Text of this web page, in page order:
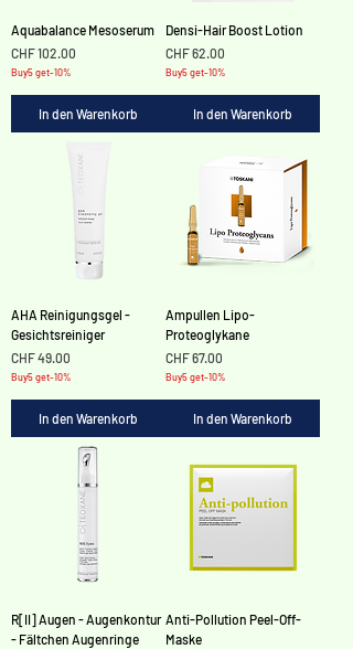
Aquabalance Mesoserum
Preis
CHF 102.00
Buy5 get-10%
In den Warenkorb
Densi-Hair Boost Lotion
Preis
CHF 62.00
Buy5 get-10%
In den Warenkorb
AHA Reinigungsgel -
Gesichtsreiniger
Preis
CHF 49.00
Buy5 get-10%
In den Warenkorb
Ampullen Lipo-
Proteoglykane
Preis
CHF 67.00
Buy5 get-10%
In den Warenkorb
R[II] Augen - Augenkontur
- Fältchen Augenringe
Anti-Pollution Peel-Off-
Maske